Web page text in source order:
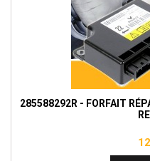
285588292R - FORFAIT